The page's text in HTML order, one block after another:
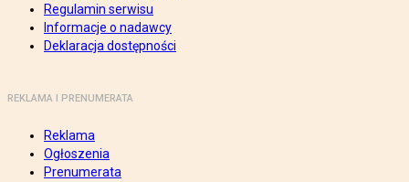
Regulamin serwisu
Informacje o nadawcy
Deklaracja dostępności
REKLAMA I PRENUMERATA
Reklama
Ogłoszenia
Prenumerata